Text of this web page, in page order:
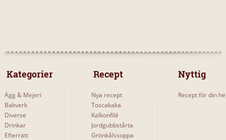
Kategorier
Ägg & Mejeri
Bakverk
Diverse
Drinkar
Efterrätt
Recept
Nya recept
Toscakaka
Kalkonfilé
Jordgubbstårta
Grönkålssoppa
Nyttig
Recept för din